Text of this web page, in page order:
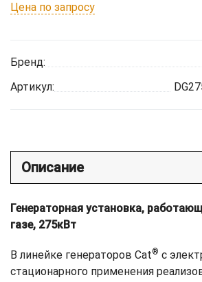
Цена по запросу
Бренд:
Артикул:
Описание
Генераторная установка,
газе, 275кВт
В линейке генераторов Cat® с
стационарного применения